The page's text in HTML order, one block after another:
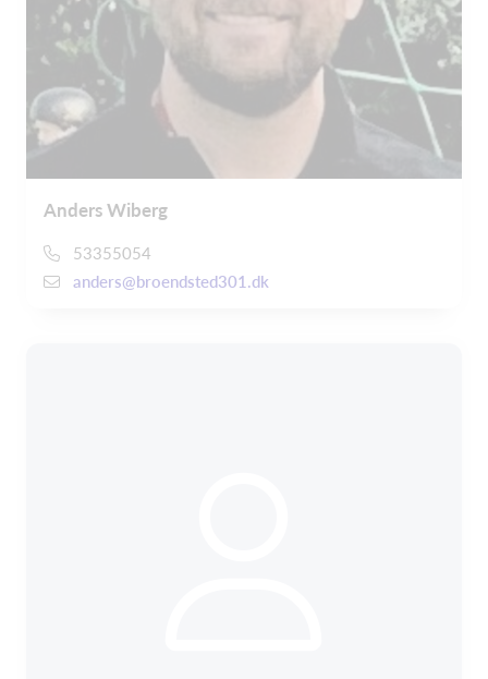
Anders Wiberg
53355054
anders@broendsted301.dk